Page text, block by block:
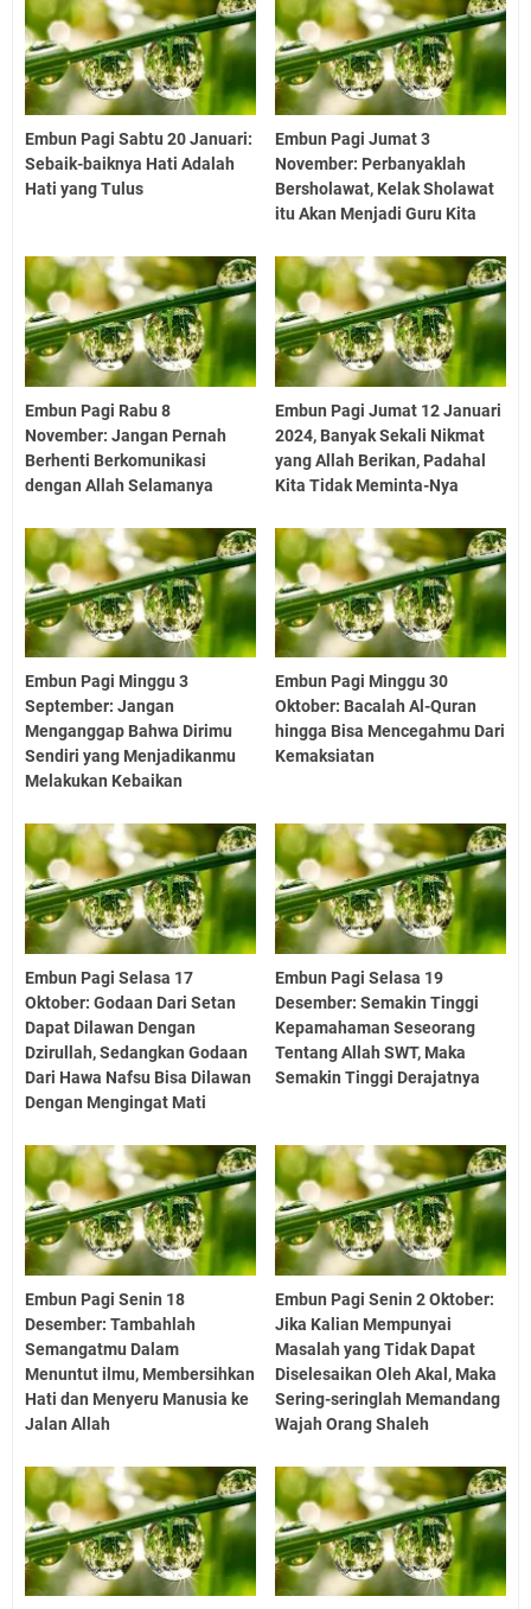
Embun Pagi Sabtu 20 Januari:
Sebaik-baiknya Hati Adalah
Hati yang Tulus
Embun Pagi Jumat 3
November: Perbanyaklah
Bersholawat, Kelak Sholawat
itu Akan Menjadi Guru Kita
Embun Pagi Rabu 8
November: Jangan Pernah
Berhenti Berkomunikasi
dengan Allah Selamanya
Embun Pagi Jumat 12 Januari
2024, Banyak Sekali Nikmat
yang Allah Berikan, Padahal
Kita Tidak Meminta-Nya
Embun Pagi Minggu 3
September: Jangan
Menganggap Bahwa Dirimu
Sendiri yang Menjadikanmu
Melakukan Kebaikan
Embun Pagi Minggu 30
Oktober: Bacalah Al-Quran
hingga Bisa Mencegahmu Dari
Kemaksiatan
Embun Pagi Selasa 17
Oktober: Godaan Dari Setan
Dapat Dilawan Dengan
Dzirullah, Sedangkan Godaan
Dari Hawa Nafsu Bisa Dilawan
Dengan Mengingat Mati
Embun Pagi Selasa 19
Desember: Semakin Tinggi
Kepamahaman Seseorang
Tentang Allah SWT, Maka
Semakin Tinggi Derajatnya
Embun Pagi Senin 18
Desember: Tambahlah
Semangatmu Dalam
Menuntut ilmu, Membersihkan
Hati dan Menyeru Manusia ke
Jalan Allah
Embun Pagi Senin 2 Oktober:
Jika Kalian Mempunyai
Masalah yang Tidak Dapat
Diselesaikan Oleh Akal, Maka
Sering-seringlah Memandang
Wajah Orang Shaleh